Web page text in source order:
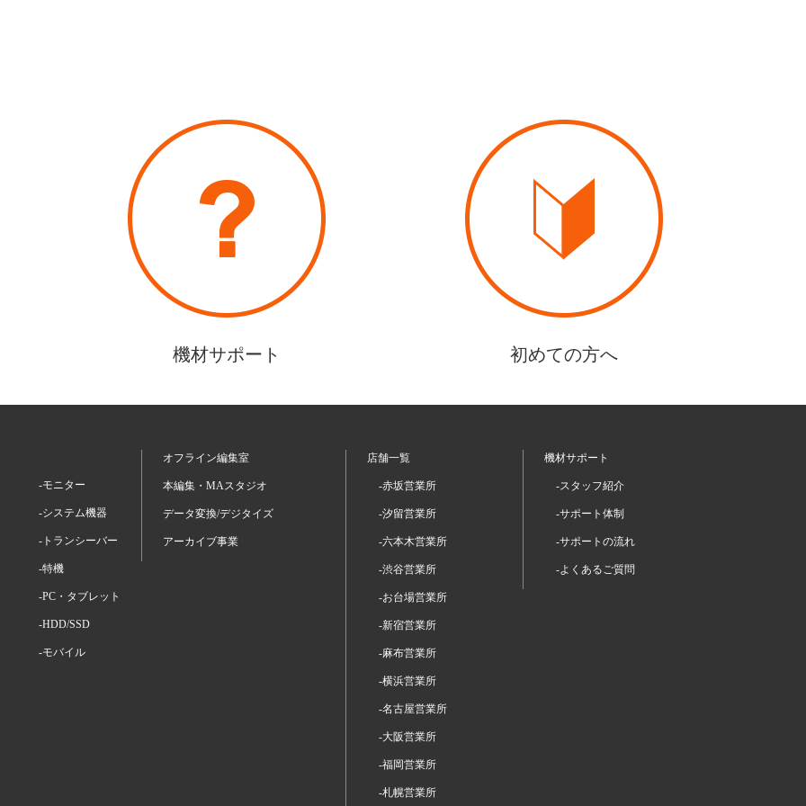
機材サポート 初めての方へ
-モニター
-システム機器
-トランシーバー
-特機
-PC・タブレット
-HDD/SSD
-モバイル
オフライン編集室
本編集・MAスタジオ
データ変換/デジタイズ
アーカイブ事業
店舗一覧
-赤坂営業所
-汐留営業所
-六本木営業所
-渋谷営業所
-お台場営業所
-新宿営業所
-麻布営業所
-横浜営業所
-名古屋営業所
-大阪営業所
-福岡営業所
-札幌営業所
機材サポート
-スタッフ紹介
-サポート体制
-サポートの流れ
-よくあるご質問